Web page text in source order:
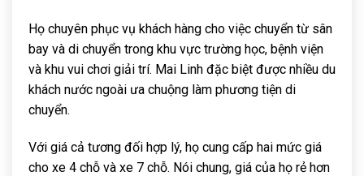
Họ chuyên phục vụ khách hàng cho việc chuyển từ sân
bay và di chuyển trong khu vực trường học, bệnh viện
và khu vui chơi giải trí. Mai Linh đặc biệt được nhiều du
khách nước ngoài ưa chuộng làm phương tiện di
chuyển.
Với giá cả tương đối hợp lý, họ cung cấp hai mức giá
cho xe 4 chỗ và xe 7 chỗ. Nói chung, giá của họ rẻ hơn